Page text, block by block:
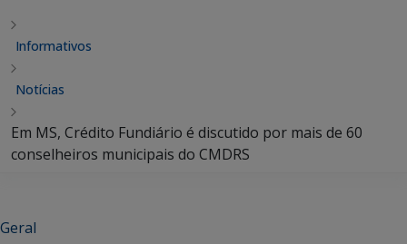
Informativos
Notícias
Em MS, Crédito Fundiário é discutido por mais de 60
conselheiros municipais do CMDRS
Geral